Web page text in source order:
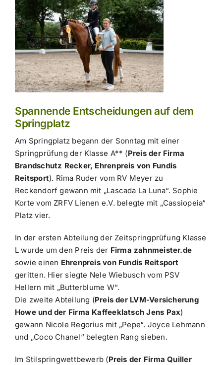
Spannende Entscheidungen auf dem
Springplatz
Am Springplatz begann der Sonntag mit einer
Springprüfung der Klasse A** (Preis der Firma
Brandschutz Recker, Ehrenpreis von Fundis
Reitsport). Rima Ruder vom RV Meyer zu
Reckendorf gewann mit „Lascada La Luna“. Sophie
Korte vom ZRFV Lienen e.V. belegte mit „Cassiopeia“
Platz vier.
In der ersten Abteilung der Zeitspringprüfung Klasse
L wurde um den Preis der Firma zahnmeister.de
sowie einen Ehrenpreis von Fundis Reitsport
geritten. Hier siegte Nele Wiebusch vom PSV
Hellern mit „Butterblume W“.
Die zweite Abteilung (Preis der LVM-Versicherung
Howe und der Firma Kaffeeklatsch Jens Pax)
gewann Nicole Regorius mit „Pepe“. Joyce Lehmann
und „Coco Chanel“ belegten Rang sieben.
Im Stilspringwettbewerb (Preis der Firma Quiller